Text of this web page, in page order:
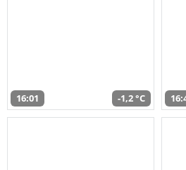
16:01 -1,2 °C